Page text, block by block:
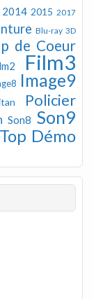
2014 2015 2017
Blu-ray 3D
de Coeur
Film3
Image9
Policier
Son8 Son9
Top Démo